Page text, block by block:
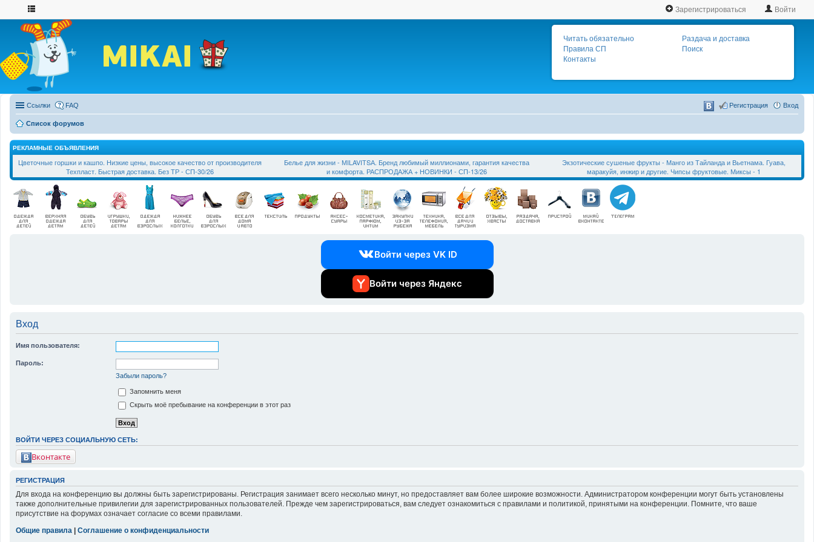
Зарегистрироваться Войти
Читать обязательно
Правила СП
Контакты
Раздача и доставка
Поиск
Ссылки FAQ Вход
Регистрация
Список форумов
РЕКЛАМНЫЕ ОБЪЯВЛЕНИЯ
Цветочные горшки и кашпо. Низкие цены, высокое качество от производителя
Техпласт. Быстрая доставка. Без ТР - СП-30/26
Белье для жизни - МILAVIТSА. Бренд любимый миллионами, гарантия качества
и комфорта. РАСПРОДАЖА + НОВИНКИ - СП-13/26
Экзотические сушеные фрукты - Манго из Тайланда и Вьетнама. Гуава,
маракуйя, инжир и другие. Чипсы фруктовые. Миксы - 1
Войти через VK ID
Войти через Яндекс
Вход
Имя пользователя:
Пароль:
Забыли пароль?
Запомнить меня
Скрыть моё пребывание на конференции в этот раз
ВОЙТИ ЧЕРЕЗ СОЦИАЛЬНУЮ СЕТЬ:
Вконтакте
РЕГИСТРАЦИЯ
Для входа на конференцию вы должны быть зарегистрированы. Регистрация занимает всего несколько минут, но предоставляет вам более широкие возможности. Администратором конференции могут быть установлены
также дополнительные привилегии для зарегистрированных пользователей. Прежде чем зарегистрироваться, вам следует ознакомиться с правилами и политикой, принятыми на конференции. Помните, что ваше
присутствие на форумах означает согласие со всеми правилами.
Общие правила
Соглашение о конфиденциальности